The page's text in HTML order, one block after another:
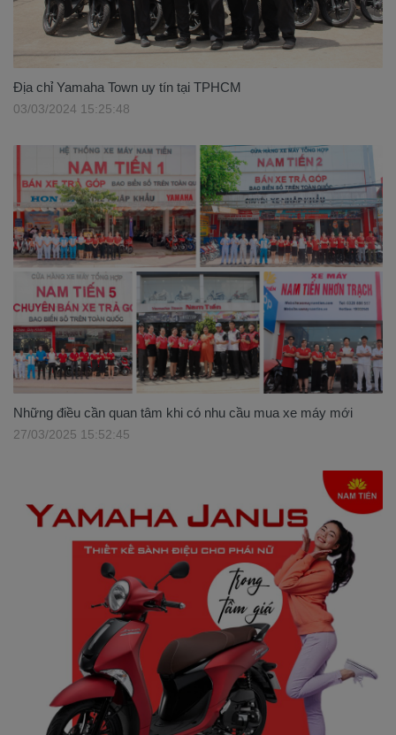
Địa chỉ Yamaha Town uy tín tại TPHCM
03/03/2024 15:25:48
Những điều cần quan tâm khi có nhu cầu mua xe máy mới
27/03/2025 15:52:45